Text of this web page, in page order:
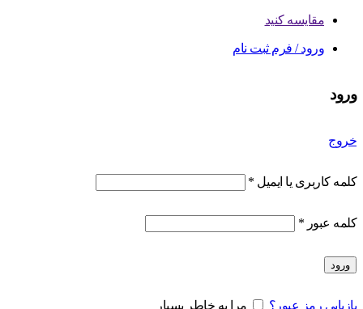
مقایسه کنید
ورود / فرم ثبت نام
ورود
خروج
کلمه کاربری یا ایمیل *
کلمه عبور *
ورود
بازیابی رمز عبور؟ مرا به خاطر بسپار